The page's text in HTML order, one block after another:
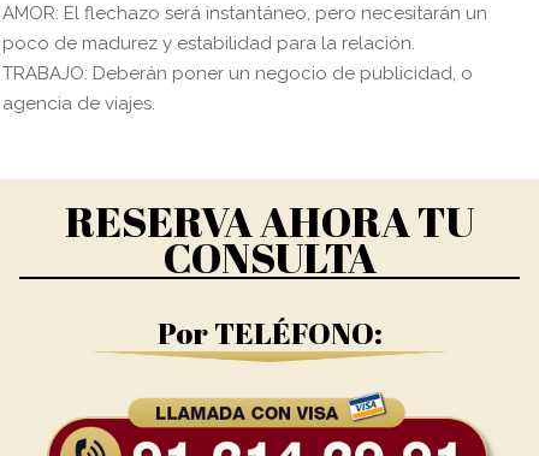
AMOR: El flechazo será instantáneo, pero necesitarán un
poco de madurez y estabilidad para la relación.
TRABAJO: Deberán poner un negocio de publicidad, o
agencia de viajes.
RESERVA AHORA TU
CONSULTA
Por TELÉFONO: